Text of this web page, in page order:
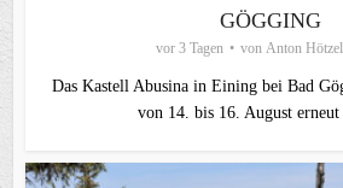
ÖGGING
vor 3 Tagen von Anton
Das Kastell Abusina in Eining bei Bad
von 14. bis 16. August